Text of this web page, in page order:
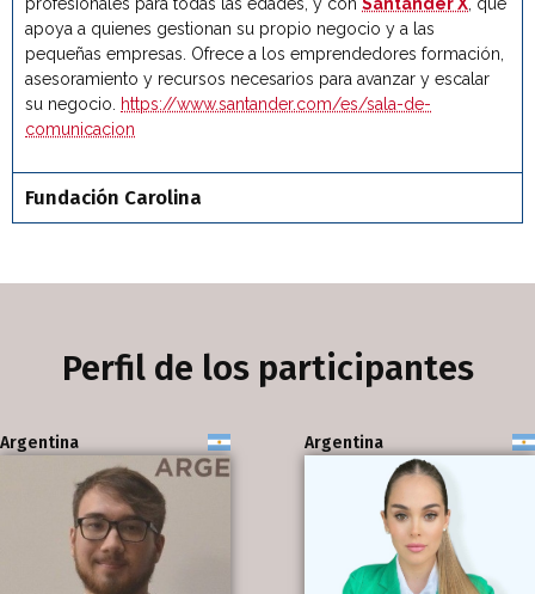
profesionales para todas las edades, y con Santander X, que
apoya a quienes gestionan su propio negocio y a las
pequeñas empresas. Ofrece a los emprendedores formación,
asesoramiento y recursos necesarios para avanzar y escalar
su negocio. https://www.santander.com/es/sala-de-
comunicacion
Fundación Carolina
Perfil de los participantes
Argentina Argentina